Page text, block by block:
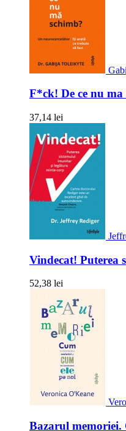
F*ck! De ce nu ma
37,14 lei
Vindecat! Puterea
52,38 lei
Bazarul memoriei.